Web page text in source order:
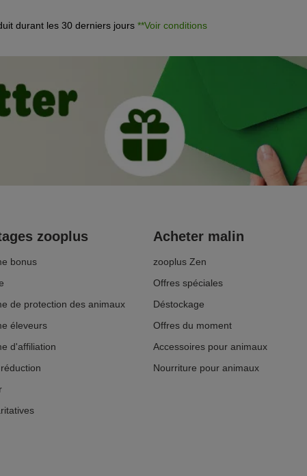
durant les 30 derniers jours **Voir conditions
zooplus
bonus
de protection des animaux
éleveurs
d'affiliation
Acheter malin
zooplus Zen
Offres spéciales
Déstockage
Offres du moment
Accessoires pour animaux
Nourriture pour animaux